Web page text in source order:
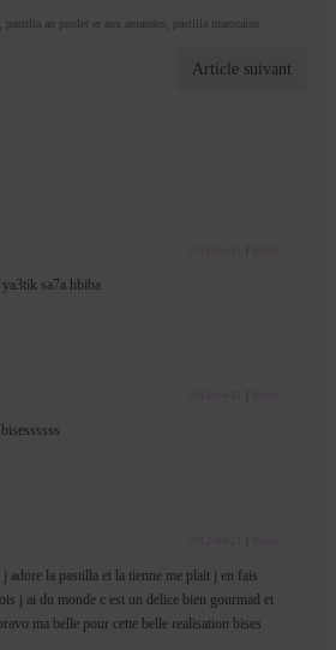
pastilla au poulet et aux amandes pastilla marocaine
Article suivant
sa7a hbiba
adore la pastilla et la tienne me plait j en fais
j ai du monde c est un delice bien gourmad et
ma belle pour cette belle realisation bises